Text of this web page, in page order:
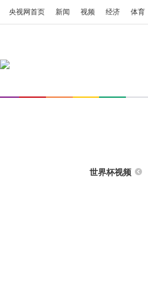
央视网首页 新闻 视频 经济 体育
世界杯视频